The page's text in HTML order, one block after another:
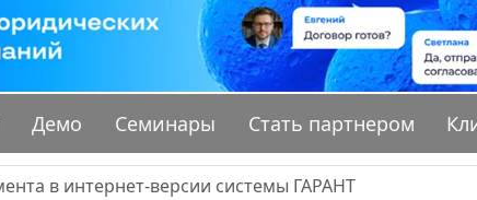
Демо Семинары Стать партнером